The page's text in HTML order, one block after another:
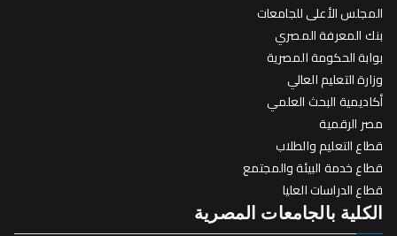
المجلس الأعلى للجامعات
بنك المعرفة المصري
بوابة الحكومة المصرية
وزارة التعليم العالي
أكاديمية البحث العلمي
مصر الرقمية
قطاع التعليم والطلاب
قطاع خدمة البيئة والمجتمع
قطاع الدراسات العليا
الكلية بالجامعات المصرية